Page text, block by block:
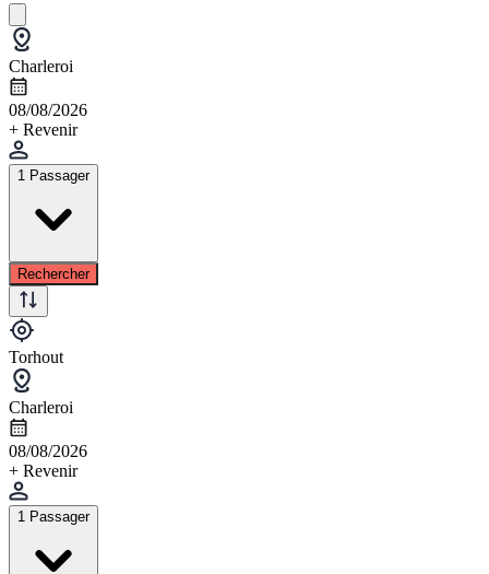
Charleroi
08/08/2026
+ Revenir
1 Passager
Rechercher
Torhout
Charleroi
08/08/2026
+ Revenir
1 Passager